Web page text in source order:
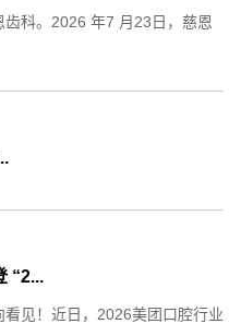
科。2026 年7 月23日，慈恩
“2...
见！近日，2026美团口腔行业